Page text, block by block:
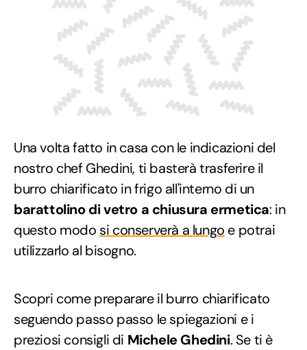
Una volta fatto in casa con le indicazioni del
nostro chef Ghedini, ti basterà trasferire il
burro chiarificato in frigo all'interno di un
barattolino di vetro a chiusura ermetica: in
questo modo si conserverà a lungo e potrai
utilizzarlo al bisogno.
Scopri come preparare il burro chiarificato
seguendo passo passo le spiegazioni e i
preziosi consigli di Michele Ghedini. Se ti è